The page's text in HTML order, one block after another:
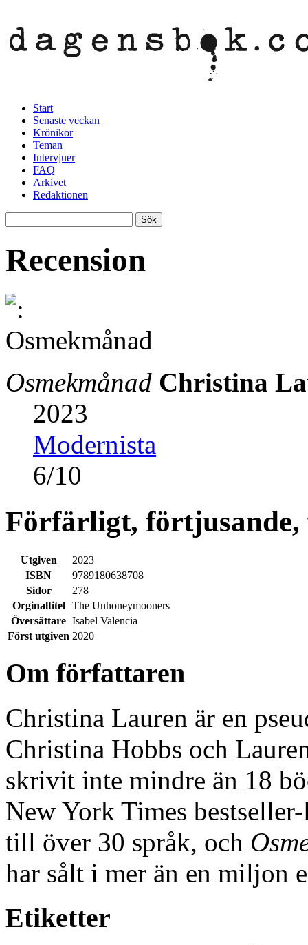
Start
Senaste veckan
Krönikor
Teman
Intervjuer
FAQ
Arkivet
Redaktionen
Recension
Osmekmånad Christina
2023
Modernista
6/10
Förfärligt, förtjusande,
Utgiven
2023
ISBN
9789180638708
Sidor
278
Orginaltitel
The Unhoneymooners
Översättare Isabel Valencia
Först utgiven 2020
Om författaren
Christina Lauren är en
Christina Hobbs och
skrivit inte mindre än 18
New York Times
till över 30 språk, och
har sålt i mer än en miljon
Etiketter